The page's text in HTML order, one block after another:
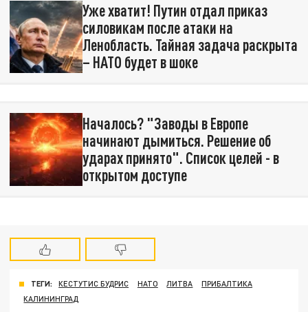
Уже хватит! Путин отдал приказ
силовикам после атаки на
Ленобласть. Тайная задача раскрыта
– НАТО будет в шоке
Началось? "Заводы в Европе
начинают дымиться. Решение об
ударах принято". Список целей - в
открытом доступе
ТЕГИ: КЕСТУТИС БУДРИС НАТО ЛИТВА
ПРИБАЛТИКА
КАЛИНИНГРАД